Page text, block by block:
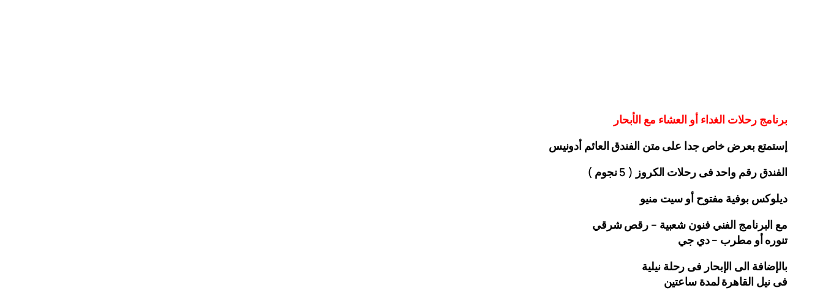
برنامج رحلات الغداء أو العشاء مع الأبحار
إستمتع بعرض خاص جدا على متن الفندق العائم أدونيس
الفندق رقم واحد فى رحلات الكروز ( 5 نجوم )
ديلوكس بوفية مفتوح أو سيت منيو
مع البرنامج الفني فنون شعبية – رقص شرقي
تنوره أو مطرب – دي جي
بالإضافة الى الإبحار فى رحلة نيلية
فى نيل القاهرة لمدة ساعتين